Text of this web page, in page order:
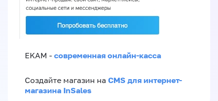
EKAM - современная онлайн-касса
Создайте магазин на CMS для интернет-
магазина InSales